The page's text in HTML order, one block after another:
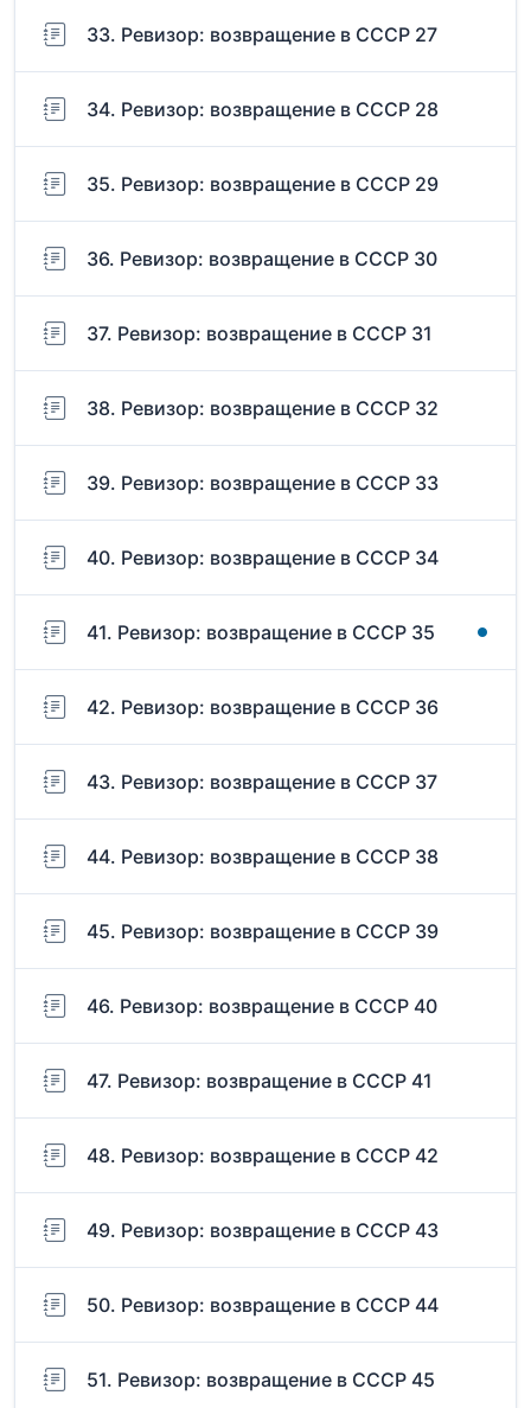
33. Ревизор: возвращение в СССР 27
34. Ревизор: возвращение в СССР 28
35. Ревизор: возвращение в СССР 29
36. Ревизор: возвращение в СССР 30
37. Ревизор: возвращение в СССР 31
38. Ревизор: возвращение в СССР 32
39. Ревизор: возвращение в СССР 33
40. Ревизор: возвращение в СССР 34
41. Ревизор: возвращение в СССР 35
42. Ревизор: возвращение в СССР 36
43. Ревизор: возвращение в СССР 37
44. Ревизор: возвращение в СССР 38
45. Ревизор: возвращение в СССР 39
46. Ревизор: возвращение в СССР 40
47. Ревизор: возвращение в СССР 41
48. Ревизор: возвращение в СССР 42
49. Ревизор: возвращение в СССР 43
50. Ревизор: возвращение в СССР 44
51. Ревизор: возвращение в СССР 45